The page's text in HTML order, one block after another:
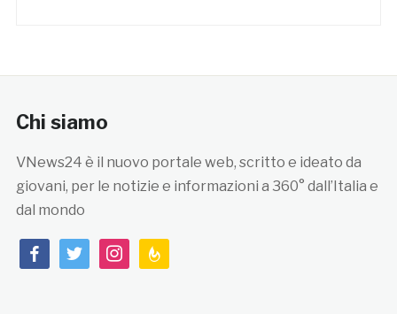
Chi siamo
VNews24 è il nuovo portale web, scritto e ideato da
giovani, per le notizie e informazioni a 360° dall’Italia e
dal mondo
facebooktwitterinstagramfeedburner